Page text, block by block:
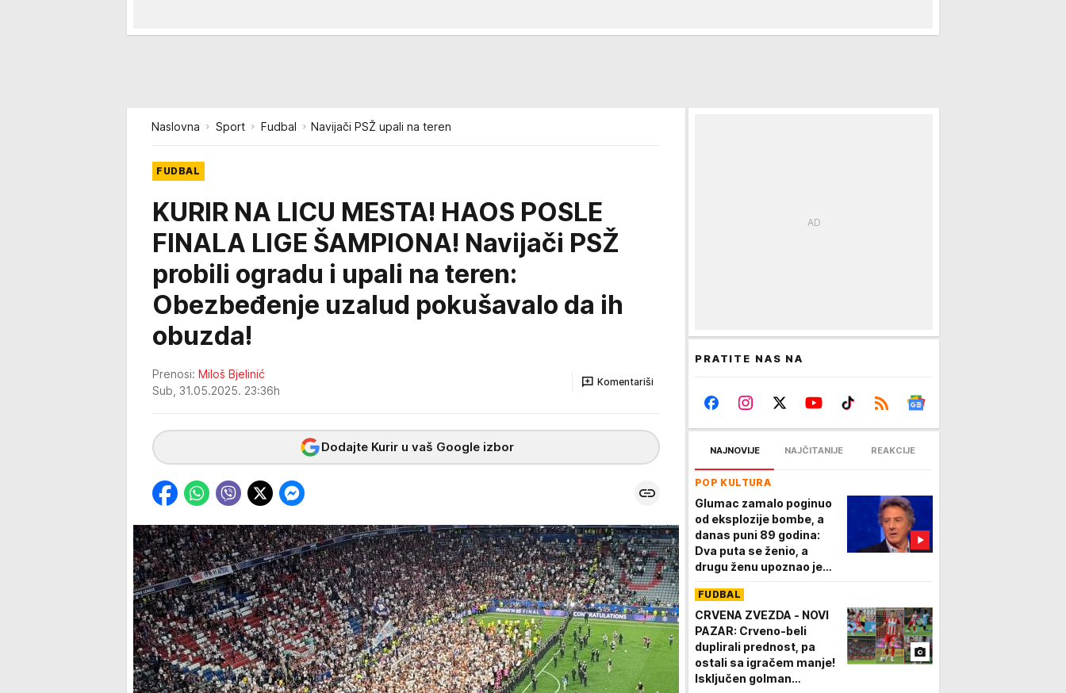
Naslovna Sport Fudbal Navijači PSŽ upali na teren
FUDBAL
KURIR NA LICU MESTA! HAOS POSLE
FINALA LIGE ŠAMPIONA! Navijači PSŽ
probili ogradu i upali na teren:
Obezbeđenje uzalud pokušavalo da ih
obuzda!
Prenosi: Miloš Bjelinić
Sub, 31.05.2025. 23:36h
Komentariši
Dodajte Kurir u vaš Google izbor
PRATITE NAS NA
NAJNOVIJE NAJČITANIJE REAKCIJE
POP KULTURA
Glumac zamalo poginuo
od eksplozije bombe, a
danas puni 89 godina:
Dva puta se ženio, a
drugu ženu upoznao je
FUDBAL
CRVENA ZVEZDA - NOVI
PAZAR: Crveno-beli
duplirali prednost, pa
ostali sa igračem manje!
Isključen golman